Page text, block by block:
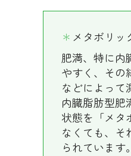
＊ メタボリッ
肥満、特に内
やすく、その
などによって
内臓脂肪型肥
状態を「メタ
なくても、そ
られています。